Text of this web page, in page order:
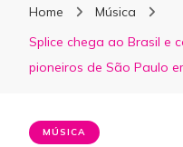
Home
Música
Splice chega ao Brasil e
pioneiros de São Paulo
MÚSICA